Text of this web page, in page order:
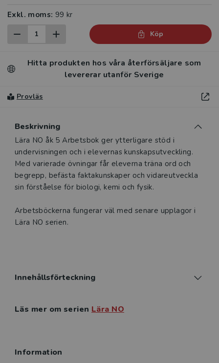
Exkl. moms: 99 kr
Köp
Hitta produkten hos våra återförsäljare som
levererar utanför Sverige
Provläs
Beskrivning
Lära NO åk 5 Arbetsbok ger ytterligare stöd i
undervisningen och i elevernas kunskapsutveckling.
Med varierade övningar får eleverna träna ord och
begrepp, befästa faktakunskaper och vidareutveckla
sin förståelse för biologi, kemi och fysik.
Arbetsböckerna fungerar väl med senare upplagor i
Lära NO serien.
Innehållsförteckning
Läs mer om serien Lära NO
Information